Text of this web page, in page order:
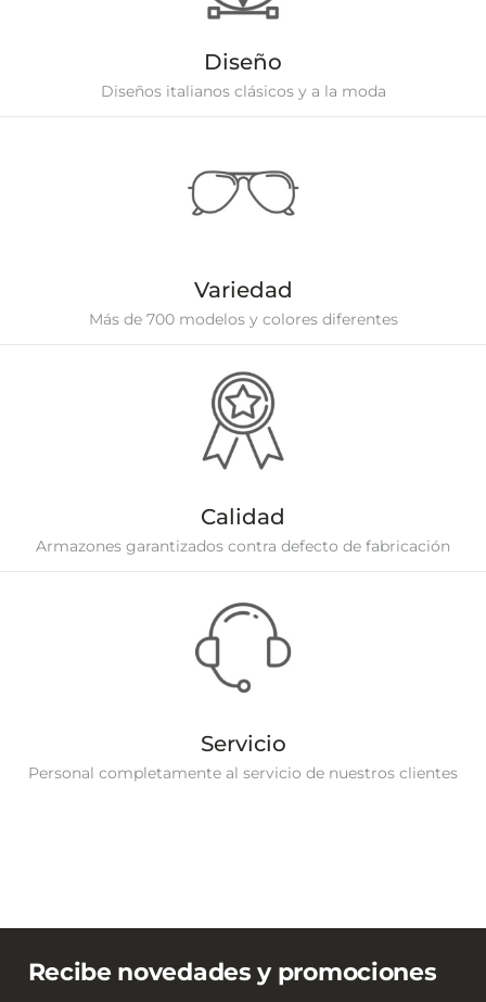
Diseño
Diseños italianos clásicos y a la moda
Variedad
Más de 700 modelos y colores diferentes
Calidad
Armazones garantizados contra defecto de fabricación
Servicio
Personal completamente al servicio de nuestros clientes
Recibe novedades y promociones